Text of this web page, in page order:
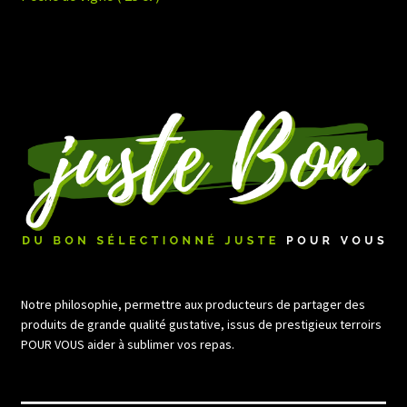
de
Notre philosophie, permettre aux producteurs de partager des
produits de grande qualité gustative, issus de prestigieux terroirs
POUR VOUS aider à sublimer vos repas.